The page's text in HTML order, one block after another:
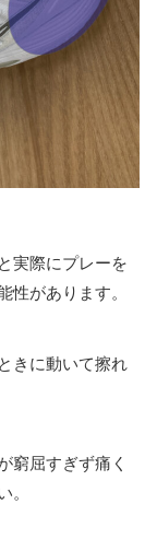
実際にプレーを
性があります。
きに動いて擦れ
窮屈すぎず痛く
。